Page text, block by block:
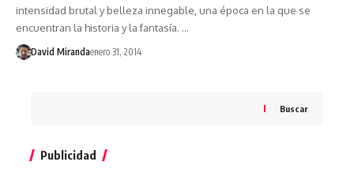
intensidad brutal y belleza innegable, una época en la que se
encuentran la historia y la fantasía. …
David Mirandaenero 31, 2014
Buscar
Publicidad